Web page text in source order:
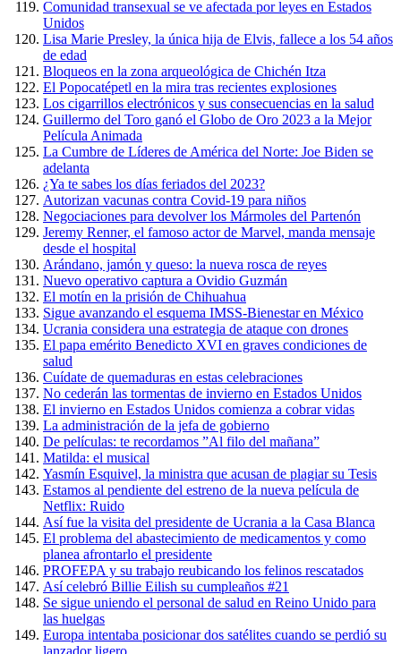
Comunidad transexual se ve afectada por leyes en Estados
Unidos
Lisa Marie Presley, la única hija de Elvis, fallece a los 54 años
de edad
Bloqueos en la zona arqueológica de Chichén Itza
El Popocatépetl en la mira tras recientes explosiones
Los cigarrillos electrónicos y sus consecuencias en la salud
Guillermo del Toro ganó el Globo de Oro 2023 a la Mejor
Película Animada
La Cumbre de Líderes de América del Norte: Joe Biden se
adelanta
¿Ya te sabes los días feriados del 2023?
Autorizan vacunas contra Covid-19 para niños
Negociaciones para devolver los Mármoles del Partenón
Jeremy Renner, el famoso actor de Marvel, manda mensaje
desde el hospital
Arándano, jamón y queso: la nueva rosca de reyes
Nuevo operativo captura a Ovidio Guzmán
El motín en la prisión de Chihuahua
Sigue avanzando el esquema IMSS-Bienestar en México
Ucrania considera una estrategia de ataque con drones
El papa emérito Benedicto XVI en graves condiciones de
salud
Cuídate de quemaduras en estas celebraciones
No cederán las tormentas de invierno en Estados Unidos
El invierno en Estados Unidos comienza a cobrar vidas
La administración de la jefa de gobierno
De películas: te recordamos ”Al filo del mañana”
Matilda: el musical
Yasmín Esquivel, la ministra que acusan de plagiar su Tesis
Estamos al pendiente del estreno de la nueva película de
Netflix: Ruido
Así fue la visita del presidente de Ucrania a la Casa Blanca
El problema del abastecimiento de medicamentos y como
planea afrontarlo el presidente
PROFEPA y su trabajo reubicando los felinos rescatados
Así celebró Billie Eilish su cumpleaños #21
Se sigue uniendo el personal de salud en Reino Unido para
las huelgas
Europa intentaba posicionar dos satélites cuando se perdió su
lanzador ligero